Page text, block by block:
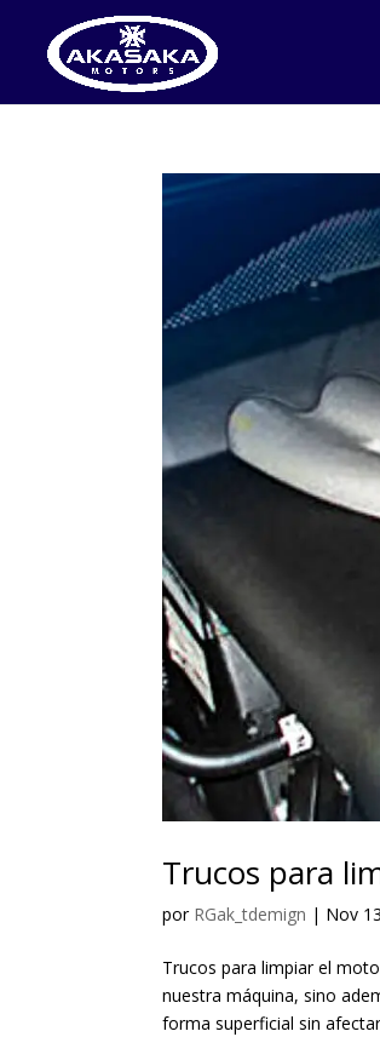
Trucos para
por RGak_tdemign | Nov
Trucos para limpiar el
nuestra máquina, sino
forma superficial sin